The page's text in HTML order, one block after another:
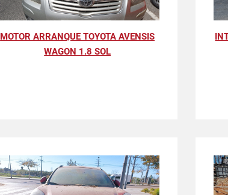
MOTOR ARRANQUE TOYOTA AVENSIS
WAGON 1.8 SOL